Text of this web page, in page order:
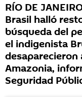
RÍO DE
Brasil halló
búsqueda del
el indigenista
desaparecieron
Amazonia,
Seguridad